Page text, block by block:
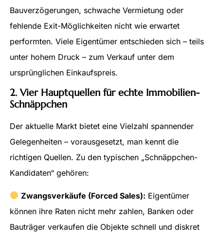
Bauverzögerungen, schwache Vermietung oder
fehlende Exit-Möglichkeiten nicht wie erwartet
performten. Viele Eigentümer entschieden sich – teils
unter hohem Druck – zum Verkauf unter dem
ursprünglichen Einkaufspreis.
2. Vier Hauptquellen für echte Immobilien-
Schnäppchen
Der aktuelle Markt bietet eine Vielzahl spannender
Gelegenheiten – vorausgesetzt, man kennt die
richtigen Quellen. Zu den typischen „Schnäppchen-
Kandidaten“ gehören:
Zwangsverkäufe (Forced Sales): Eigentümer
können ihre Raten nicht mehr zahlen, Banken oder
Bauträger verkaufen die Objekte schnell und diskret